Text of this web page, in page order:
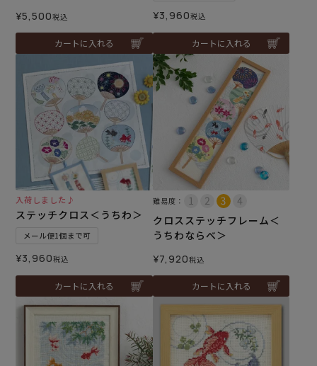
¥5,500税込
カートに入れる
¥3,960税込
カートに入れる
入荷しました♪
ステッチクロス＜うちわ＞
メール便1個まで可
¥3,960税込
カートに入れる
難易度：
クロスステッチフレーム＜
うちわならべ＞
¥7,920税込
カートに入れる